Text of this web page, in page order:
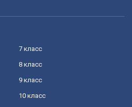
7 класс
8 класс
9 класс
10 класс